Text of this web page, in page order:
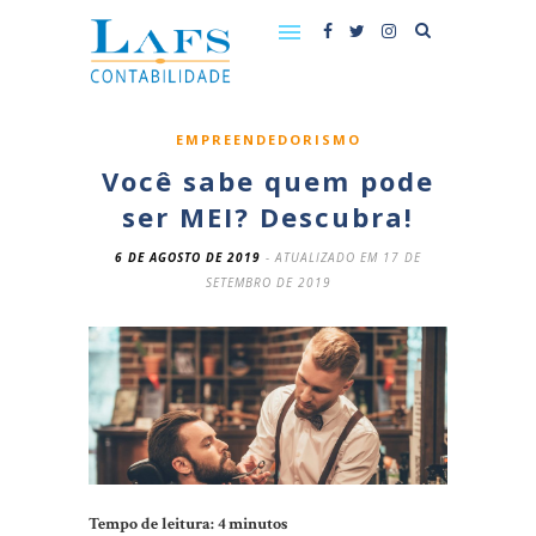
EMPREENDEDORISMO
Você sabe quem pode
ser MEI? Descubra!
6 DE AGOSTO DE 2019 - ATUALIZADO EM 17 DE
SETEMBRO DE 2019
Tempo de leitura:4minutos